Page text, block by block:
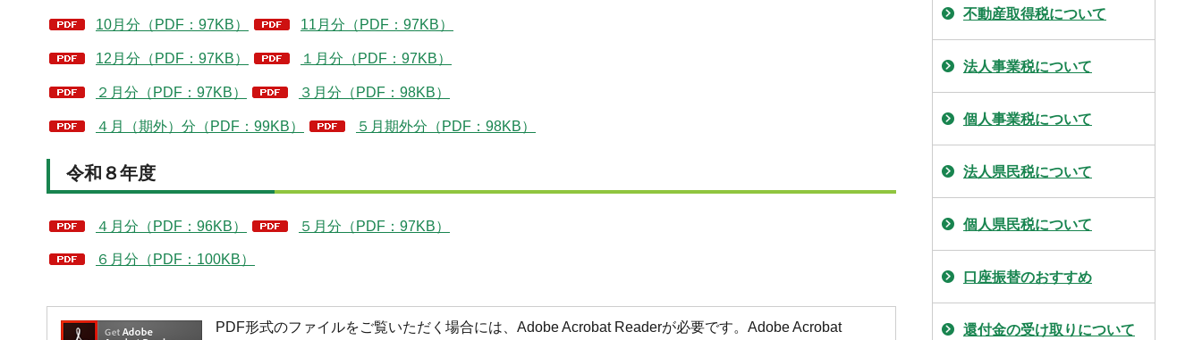
10月分（PDF：97KB） 11月分（PDF：97KB）
12月分（PDF：97KB） １月分（PDF：97KB）
２月分（PDF：97KB） ３月分（PDF：98KB）
４月（期外）分（PDF：99KB） ５月期外分（PDF：98KB）
令和８年度
４月分（PDF：96KB） ５月分（PDF：97KB）
６月分（PDF：100KB）
PDF形式のファイルをご覧いただく場合には、Adobe Acrobat Readerが必要です。Adobe Acrobat
不動産取得税について
法人事業税について
個人事業税について
法人県民税について
個人県民税について
口座振替のおすすめ
還付金の受け取りについて